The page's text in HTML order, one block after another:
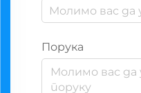
Порука